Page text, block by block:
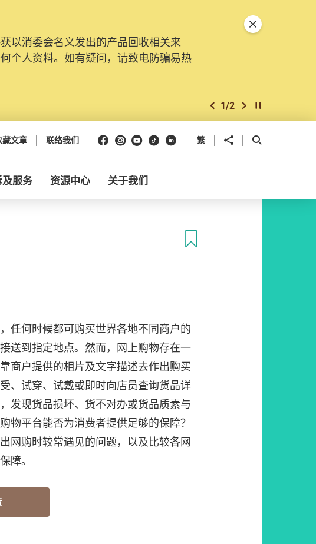
以消委会名义发出的产品回收相关来
个人资料。如有疑问，请致电防骗易热
上一个
1/2 下一个开始/暂停幻灯
关闭特別通告
藏文章 联络我们 Facebook
Instagram
Youtube
抖音领英 繁 分享到 开启搜寻框
服务 资源中心 关于我们
任何时候都可购买世界各地不同商户的
送到指定地点。然而，网上购物存在一
商户提供的相片及文字描述去作出购买
、试穿、试戴或即时向店员查询货品详
发现货品损坏、货不对办或货品质素与
物平台能否为消费者提供足够的保障？
网购时较常遇见的问题，以及比较各网
障。